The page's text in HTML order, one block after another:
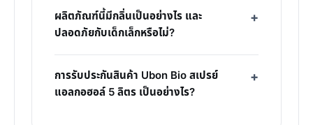
ผลิตภัณฑ์นี้มีกลิ่นเป็นอย่างไร และ
ปลอดภัยกับเด็กเล็กหรือไม่?
การรับประกันสินค้า Ubon Bio สเปรย์
แอลกอฮอล์ 5 ลิตร เป็นอย่างไร?